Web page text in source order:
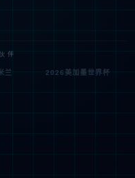
文件不存
does not exist！